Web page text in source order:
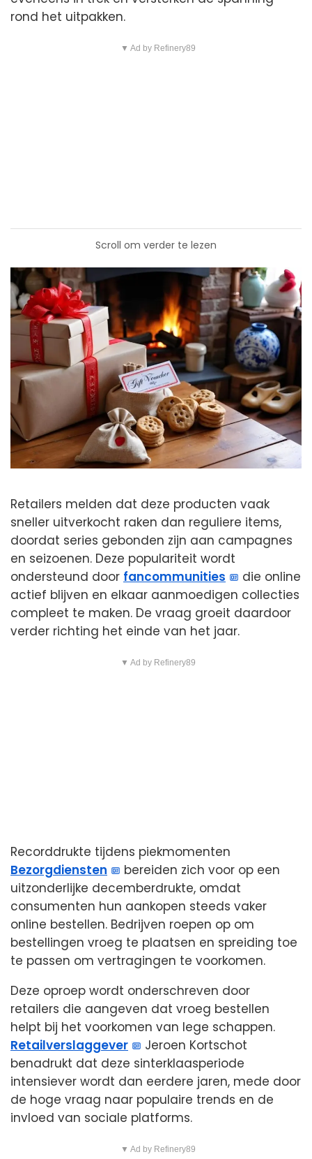
rond het uitpakken.
▼ Ad by Refinery89
Scroll om verder te lezen
Retailers melden dat deze producten vaak
sneller uitverkocht raken dan reguliere items,
doordat series gebonden zijn aan campagnes
en seizoenen. Deze populariteit wordt
ondersteund door fancommunities
die online
actief blijven en elkaar aanmoedigen collecties
compleet te maken. De vraag groeit daardoor
verder richting het einde van het jaar.
▼ Ad by Refinery89
Recorddrukte tijdens piekmomenten
Bezorgdiensten
bereiden zich voor op een
uitzonderlijke decemberdrukte, omdat
consumenten hun aankopen steeds vaker
online bestellen. Bedrijven roepen op om
bestellingen vroeg te plaatsen en spreiding toe
te passen om vertragingen te voorkomen.
Deze oproep wordt onderschreven door
retailers die aangeven dat vroeg bestellen
helpt bij het voorkomen van lege schappen.
Retailverslaggever
Jeroen Kortschot
benadrukt dat deze sinterklaasperiode
intensiever wordt dan eerdere jaren, mede door
de hoge vraag naar populaire trends en de
invloed van sociale platforms.
▼ Ad by Refinery89